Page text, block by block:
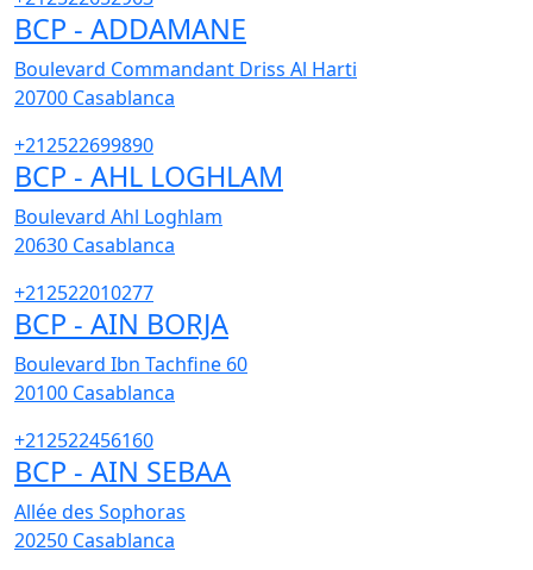
BCP - ADDAMANE
Boulevard Commandant Driss Al Harti
20700 Casablanca
+212522699890
BCP - AHL LOGHLAM
Boulevard Ahl Loghlam
20630 Casablanca
+212522010277
BCP - AIN BORJA
Boulevard Ibn Tachfine 60
20100 Casablanca
+212522456160
BCP - AIN SEBAA
Allée des Sophoras
20250 Casablanca